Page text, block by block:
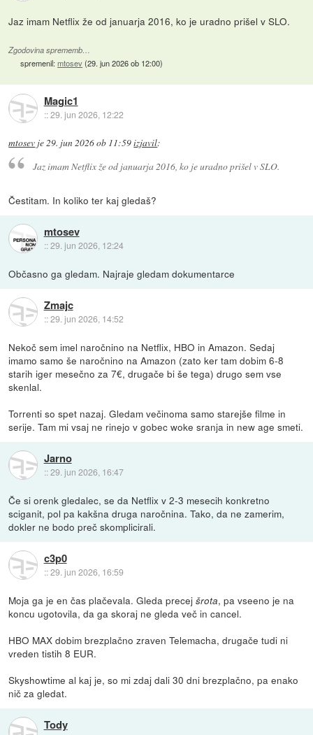
Jaz imam Netflix že od januarja 2016, ko je uradno prišel v SLO.
Zgodovina sprememb…
spremenil:mtosev(29. jun 2026 ob 12:00)
Magic1
::29. jun 2026, 12:22
mtosev je29. jun 2026 ob 11:59izjavil:
Jaz imam Netflix že od januarja 2016, ko je uradno prišel v SLO.
Čestitam. In koliko ter kaj gledaš?
mtosev
::29. jun 2026, 12:24
Občasno ga gledam. Najraje gledam dokumentarce
Zmajc
::29. jun 2026, 14:52
Nekoč sem imel naročnino na Netflix, HBO in Amazon. Sedaj
imamo samo še naročnino na Amazon (zato ker tam dobim 6-8
starih iger mesečno za 7€, drugače bi še tega) drugo sem vse
skenlal.
Torrenti so spet nazaj. Gledam večinoma samo starejše filme in
serije. Tam mi vsaj ne rinejo v gobec woke sranja in new age smeti.
Jarno
::29. jun 2026, 16:47
Če si orenk gledalec, se da Netflix v 2-3 mesecih konkretno
sciganit, pol pa kakšna druga naročnina. Tako, da ne zamerim,
dokler ne bodo preč skomplicirali.
c3p0
::29. jun 2026, 16:59
Moja ga je en čas plačevala. Gleda precejšrota, pa vseeno je na
koncu ugotovila, da ga skoraj ne gleda več in cancel.
HBO MAX dobim brezplačno zraven Telemacha, drugače tudi ni
vreden tistih 8 EUR.
Skyshowtime al kaj je, so mi zdaj dali 30 dni brezplačno, pa enako
nič za gledat.
Tody